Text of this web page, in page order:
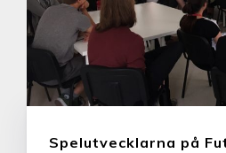
Spelutvecklarna på